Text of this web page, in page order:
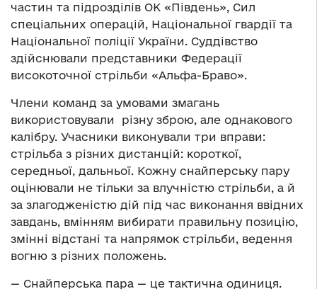
частин та підрозділів ОК «Південь», Сил
спеціальних операцій, Національної гвардії та
Національної поліції України. Суддівство
здійснювали представники Федерації
високоточної стрільби «Альфа-Браво».
Члени команд за умовами змагань
використовували різну зброю, але однакового
калібру. Учасники виконували три вправи:
стрільба з різних дистанцій: короткої,
середньої, дальньої. Кожну снайперську пару
оцінювали не тільки за влучністю стрільби, а й
за злагодженістю дій під час виконання ввідних
завдань, вмінням вибирати правильну позицію,
змінні відстані та напрямок стрільби, ведення
вогню з різних положень.
— Снайперська пара — це тактична одиниця.